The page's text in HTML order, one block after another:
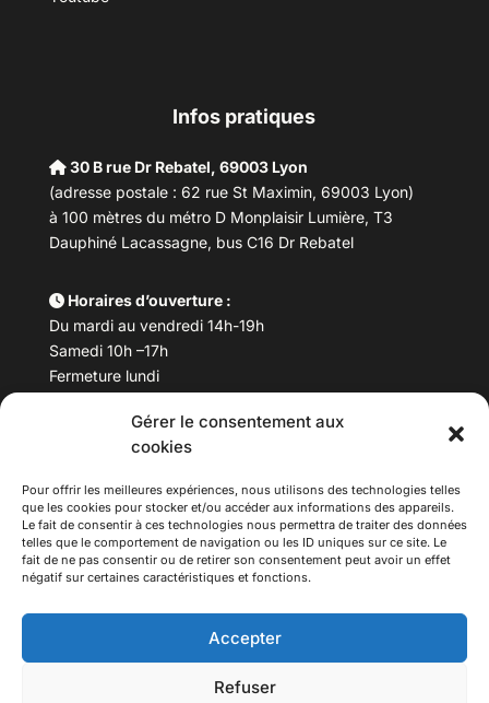
Gérer le consentement aux
cookies
Pour offrir les meilleures expériences, nous utilisons des technologies telles
que les cookies pour stocker et/ou accéder aux informations des appareils.
Le fait de consentir à ces technologies nous permettra de traiter des données
telles que le comportement de navigation ou les ID uniques sur ce site. Le
fait de ne pas consentir ou de retirer son consentement peut avoir un effet
négatif sur certaines caractéristiques et fonctions.
Accepter
Refuser
Infos pratiques
30 B rue Dr Rebatel, 69003 Lyon
(adresse postale : 62 rue St Maximin, 69003 Lyon)
à 100 mètres du métro D Monplaisir Lumière, T3
Dauphiné Lacassagne, bus C16 Dr Rebatel
Horaires d’ouverture :
Du mardi au vendredi 14h-19h
Samedi 10h –17h
Fermeture lundi
Téléphone : 04 78 53 06 40
maisondesculturesasiatiques@asiexpo.com